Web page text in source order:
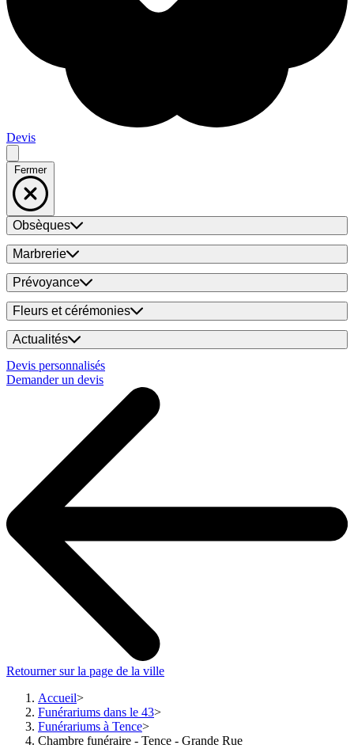
Devis
Fermer
Obsèques
Marbrerie
Prévoyance
Fleurs et cérémonies
Actualités
Devis personnalisés
Demander un devis
Retourner sur la page de la ville
Accueil
Funérariums dans le 43
Funérariums à Tence
Chambre funéraire - Tence - Grande Rue